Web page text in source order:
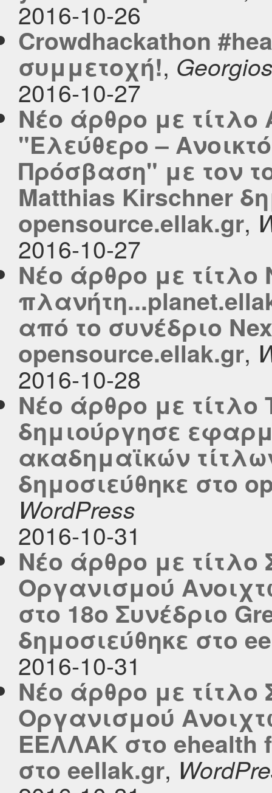
2016-10-26
Crowdhackathon
συμμετοχή!,
2016-10-27
Νέο άρθρο με
"Ελεύθερο –
Πρόσβαση" με τον
Matthias Kirschner
opensource.ellak.gr,
2016-10-27
Νέο άρθρο με
από το συνέδριο
opensource.ellak.gr,
2016-10-28
Νέο άρθρο με τίτλο
δημιούργησε
ακαδημαϊκών
δημοσιεύθηκε στο
WordPress
2016-10-31
Νέο άρθρο με τίτλο
Οργανισμού
στο 18ο Συνέδριο
δημοσιεύθηκε στο
2016-10-31
Νέο άρθρο με τίτλο
Οργανισμού
ΕΕΛΛΑΚ στο ehealth
στο eellak.gr,